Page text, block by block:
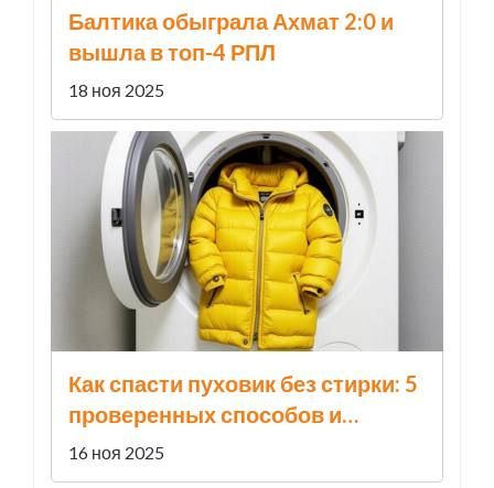
Балтика обыграла Ахмат 2:0 и
вышла в топ-4 РПЛ
18 ноя 2025
Как спасти пуховик без стирки: 5
проверенных способов и
ошибки, которые его убивают
16 ноя 2025